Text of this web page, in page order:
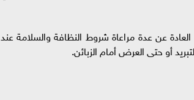
عن عدة مراعاة شروط النظافة والسلامة عند
أو حتى العرض أمام الزبائن.